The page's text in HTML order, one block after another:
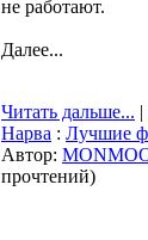
не работают.
Далее...
Читать дальше...
Нарва : Лучшие
Автор:
прочтений)